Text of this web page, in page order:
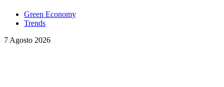
Green Economy
Trends
7 Agosto 2026